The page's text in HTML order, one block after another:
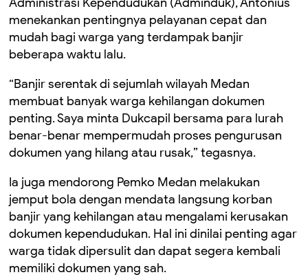
menekankan pentingnya pelayanan cepat dan
mudah bagi warga yang terdampak banjir
beberapa waktu lalu.
“Banjir serentak di sejumlah wilayah Medan
membuat banyak warga kehilangan dokumen
penting. Saya minta Dukcapil bersama para lurah
benar-benar mempermudah proses pengurusan
dokumen yang hilang atau rusak,” tegasnya.
Ia juga mendorong Pemko Medan melakukan
jemput bola dengan mendata langsung korban
banjir yang kehilangan atau mengalami kerusakan
dokumen kependudukan. Hal ini dinilai penting agar
warga tidak dipersulit dan dapat segera kembali
memiliki dokumen yang sah.